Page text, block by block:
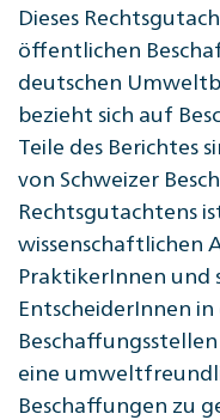
Dieses
öffentlichen
deutschen
bezieht sich auf
Teile des Berichtes
von Schweizer
Rechtsgutachtens
wissenschaftlichen
PraktikerInnen und
EntscheiderInnen
eine
Beschaffungen zu